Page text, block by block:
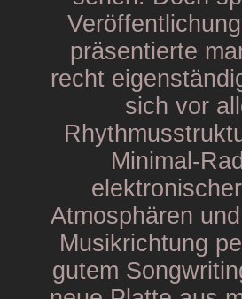
präsentierte
recht
sich vor
Minimal-
Atmosphären
Musikrichtung
gutem